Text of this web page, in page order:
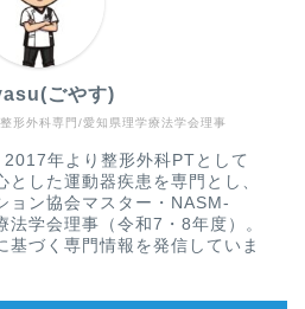
形外科専門/愛知県理学療法学会理事
ごやす)
年より整形外科PTとして
した運動器疾患を専門とし、
ョン協会マスター・NASM-
法学会理事（令和7・8年度）。
基づく専門情報を発信していま
疾患から探す